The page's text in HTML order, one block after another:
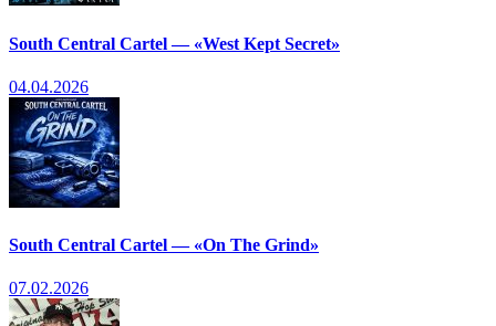
South Central Cartel — «West Kept Secret»
04.04.2026
South Central Cartel — «On The Grind»
07.02.2026